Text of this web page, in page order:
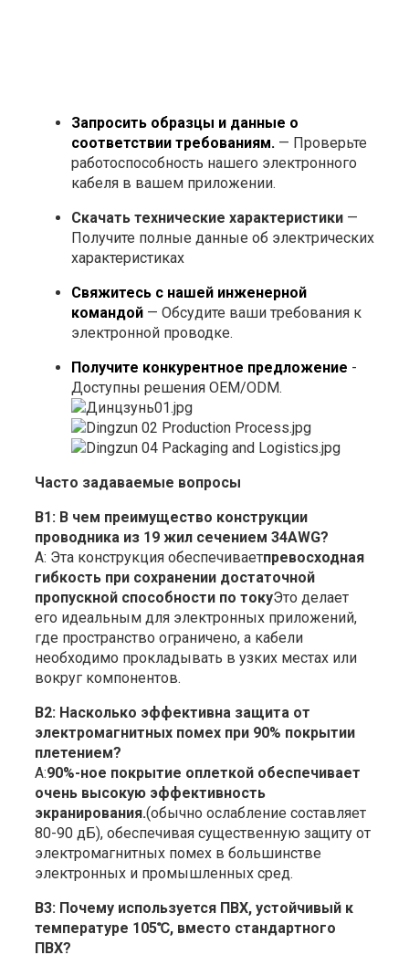
Запросить образцы и данные о
соответствии требованиям. — Проверьте
работоспособность нашего электронного
кабеля в вашем приложении.
Скачать технические характеристики—
Получите полные данные об электрических
характеристиках
Свяжитесь с нашей инженерной
командой— Обсудите ваши требования к
электронной проводке.
Получите конкурентное предложение -
Доступны решения OEM/ODM.
Часто задаваемые вопросы
В1: В чем преимущество конструкции
проводника из 19 жил сечением 34AWG?
А: Эта конструкция обеспечиваетпревосходная
гибкость при сохранении достаточной
пропускной способности по токуЭто делает
его идеальным для электронных приложений,
где пространство ограничено, а кабели
необходимо прокладывать в узких местах или
вокруг компонентов.
В2: Насколько эффективна защита от
электромагнитных помех при 90% покрытии
плетением?
А:90%-ное покрытие оплеткой обеспечивает
очень высокую эффективность
экранирования.(обычно ослабление составляет
80-90 дБ), обеспечивая существенную защиту от
электромагнитных помех в большинстве
электронных и промышленных сред.
В3: Почему используется ПВХ, устойчивый к
температуре 105℃, вместо стандартного
ПВХ?